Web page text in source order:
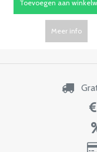
Toevoegen aan
Meer info